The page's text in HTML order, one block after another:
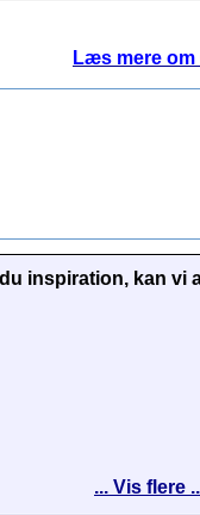
Læs mere om
inspiration, kan vi
... Vis flere